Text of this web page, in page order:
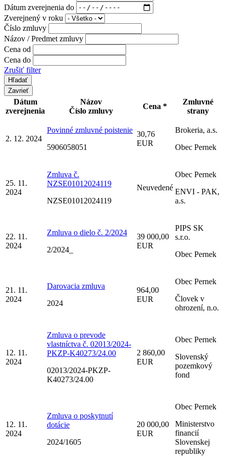
Dátum zverejnenia do
Zverejnený v roku
Číslo zmluvy
Názov / Predmet zmluvy
Cena od
Cena do
Zrušiť filter
Zavrieť
Dátum
zverejnenia
Názov
Číslo zmluvy
Cena *
Zmluvné
strany
2. 12. 2024
Povinné zmluvné poistenie
5906058051
30,76
EUR
Brokeria, a.s.
Obec Pernek
25. 11.
2024
Zmluva č.
NZSE01012024119
NZSE01012024119
Neuvedené
Obec Pernek
ENVI - PAK,
a.s.
22. 11.
2024
Zmluva o dielo č. 2/2024
2/2024_
39 000,00
EUR
PIPS SK
s.r.o.
Obec Pernek
21. 11.
2024
Darovacia zmluva
2024
964,00
EUR
Obec Pernek
Človek v
ohrození, n.o.
12. 11.
2024
Zmluva o prevode
vlastníctva č. 02013/2024-
PKZP-K40273/24.00
02013/2024-PKZP-
K40273/24.00
2 860,00
EUR
Obec Pernek
Slovenský
pozemkový
fond
12. 11.
2024
Zmluva o poskytnutí
dotácie
2024/1605
20 000,00
EUR
Obec Pernek
Ministerstvo
financií
Slovenskej
republiky